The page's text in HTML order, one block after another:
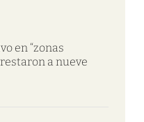
en “zonas
a nueve